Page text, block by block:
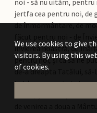
noi - să nu uităm, pentru
jertfa cea pentru noi, de
de înmormântare, de
învierea noastră, de
pentru noi, şi ca să ne
de-a dreapta Tatălui,
totdeauna peste tot ce
există, şi în sfârşit de
We use cookies to give
visitors. By using this
of cookies.